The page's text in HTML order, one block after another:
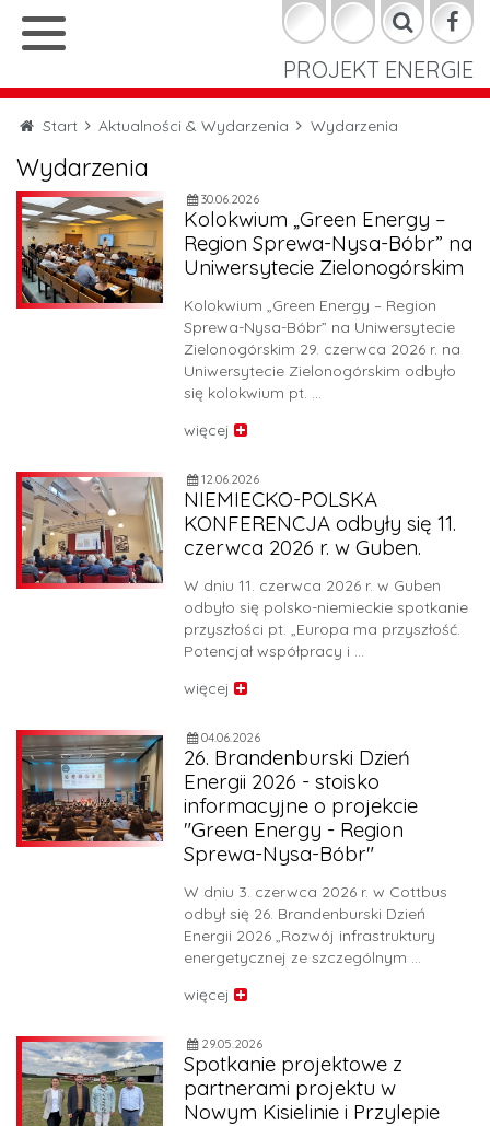
PROJEKT ENERGIE
START
KONTAKT
STOPKA
START
OCHRONA DANYCH
STOPKA
Informacje o projekcie
Instalacje Referencyjne
Aktualności & Wydarzenia
Mediateka
Materiały informacyjne /
publikacje
Partnerzy
Słownik tematyczny
Start Aktualności & Wydarzenia Wydarzenia
Wydarzenia
30.06.2026
Kolokwium „Green Energy –
Region Sprewa-Nysa-Bóbr” na
Uniwersytecie Zielonogórskim
Kolokwium „Green Energy – Region
Sprewa-Nysa-Bóbr” na Uniwersytecie
Zielonogórskim 29. czerwca 2026 r. na
Uniwersytecie Zielonogórskim odbyło
się kolokwium pt. …
więcej
12.06.2026
NIEMIECKO-POLSKA
KONFERENCJA odbyły się 11.
czerwca 2026 r. w Guben.
W dniu 11. czerwca 2026 r. w Guben
odbyło się polsko-niemieckie spotkanie
przyszłości pt. „Europa ma przyszłość.
Potencjał współpracy i …
więcej
04.06.2026
26. Brandenburski Dzień
Energii 2026 - stoisko
informacyjne o projekcie
"Green Energy - Region
Sprewa-Nysa-Bóbr"
W dniu 3. czerwca 2026 r. w Cottbus
odbył się 26. Brandenburski Dzień
Energii 2026 „Rozwój infrastruktury
energetycznej ze szczególnym …
więcej
29.05.2026
Spotkanie projektowe z
partnerami projektu w
Nowym Kisielinie i Przylepie